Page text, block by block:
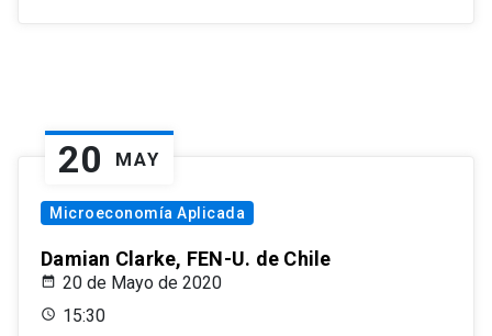
20 MAY
Microeconomía Aplicada
Damian Clarke, FEN-U. de Chile
20 de Mayo de 2020
15:30